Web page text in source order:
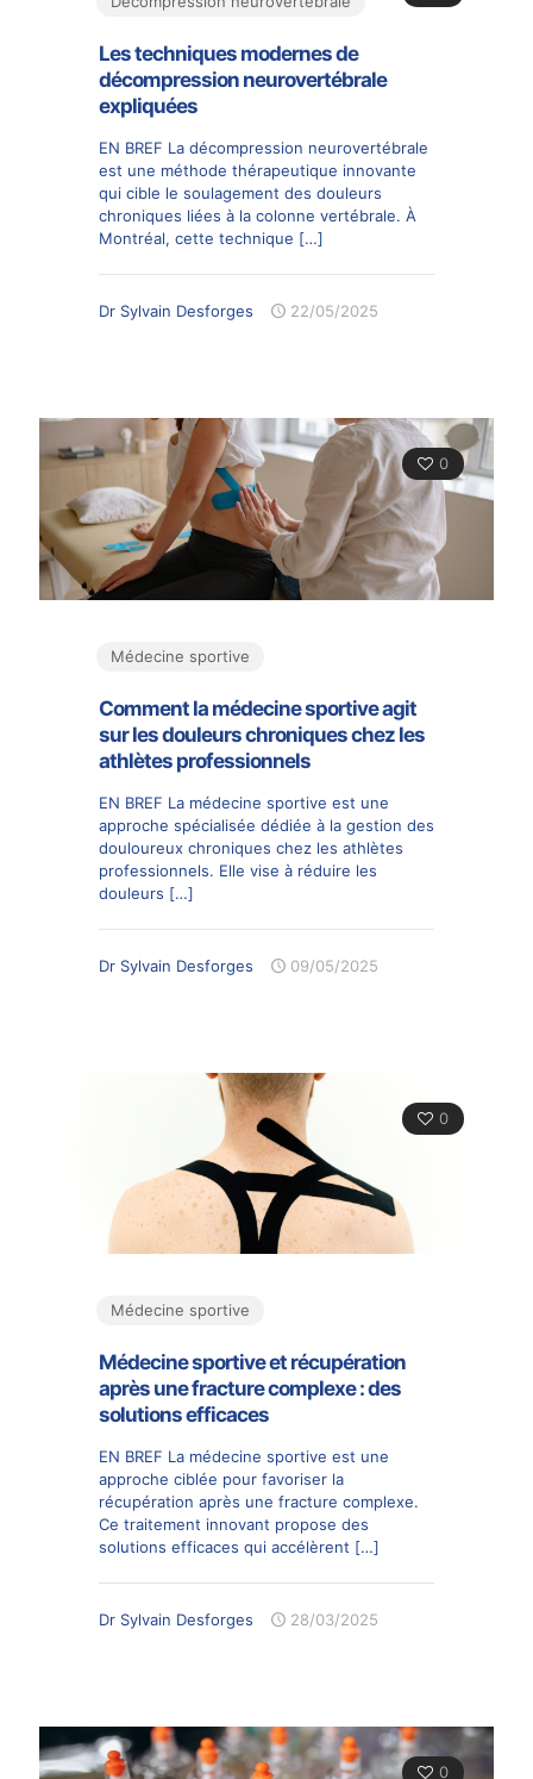
Les techniques modernes de
décompression neurovertébrale
expliquées
EN BREF La décompression neurovertébrale
est une méthode thérapeutique innovante
qui cible le soulagement des douleurs
chroniques liées à la colonne vertébrale. À
Montréal, cette technique […]
Dr Sylvain Desforges 22/05/2025
0
Médecine sportive
Comment la médecine sportive agit
sur les douleurs chroniques chez les
athlètes professionnels
EN BREF La médecine sportive est une
approche spécialisée dédiée à la gestion des
douloureux chroniques chez les athlètes
professionnels. Elle vise à réduire les
douleurs […]
Dr Sylvain Desforges 09/05/2025
0
Médecine sportive
Médecine sportive et récupération
après une fracture complexe : des
solutions efficaces
EN BREF La médecine sportive est une
approche ciblée pour favoriser la
récupération après une fracture complexe.
Ce traitement innovant propose des
solutions efficaces qui accélèrent […]
Dr Sylvain Desforges 28/03/2025
0